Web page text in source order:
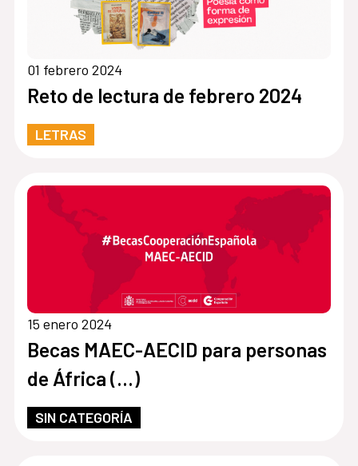
01 febrero 2024
Reto de lectura de febrero 2024
LETRAS
15 enero 2024
Becas MAEC-AECID para personas
de África (…)
SIN CATEGORÍA